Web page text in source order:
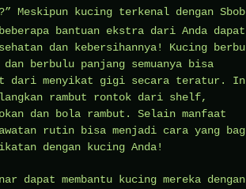
Meskipun kucing terkenal dengan
bantuan ekstra dari Anda dapat
dan kebersihannya! Kucing
berbulu panjang semuanya bisa
dari menyikat gigi secara teratur.
rambut rontok dari shelf,
dan bola rambut. Selain manfaat
rutin bisa menjadi cara yang
dengan kucing Anda!
dapat membantu kucing mereka dengan